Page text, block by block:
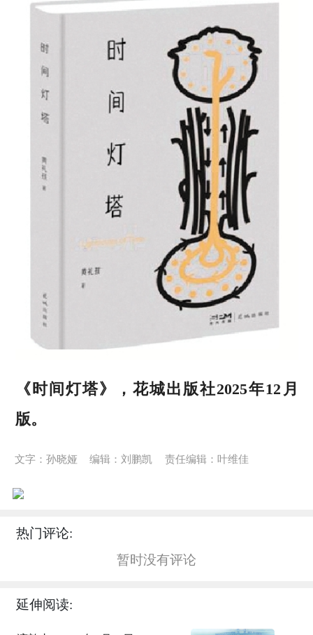
《时间灯塔》，花城出版社2025年12月
版。
文字：孙晓娅 编辑：刘鹏凯 责任编辑：叶维佳
热门评论:
暂时没有评论
延伸阅读: